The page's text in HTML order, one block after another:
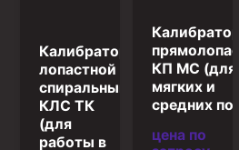
Калибратор
лопастной
спиральный
КЛС ТК
(для
работы в
КП МС (для
мягких и
средних
цена по